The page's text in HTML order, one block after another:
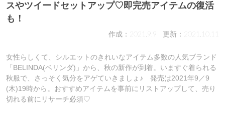
スやツイードセットアップ♡即完売アイテムの復活
も！
作成：2021.9.9 更新：2021.10.11
女性らしくて、シルエットのきれいなアイテム多数の人気ブランド
「BELINDA(ベリンダ)」から、秋の新作が到着。いますぐ着られる
秋服で、さっそく気分をアゲていきましょ♪ 発売は2021年9／9
(木)19時から。おすすめアイテムを事前にリストアップして、売り
切れる前にリサーチ必須♡